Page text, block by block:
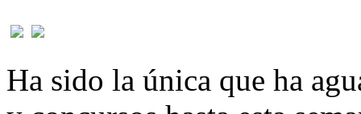
Ha sido la única que ha